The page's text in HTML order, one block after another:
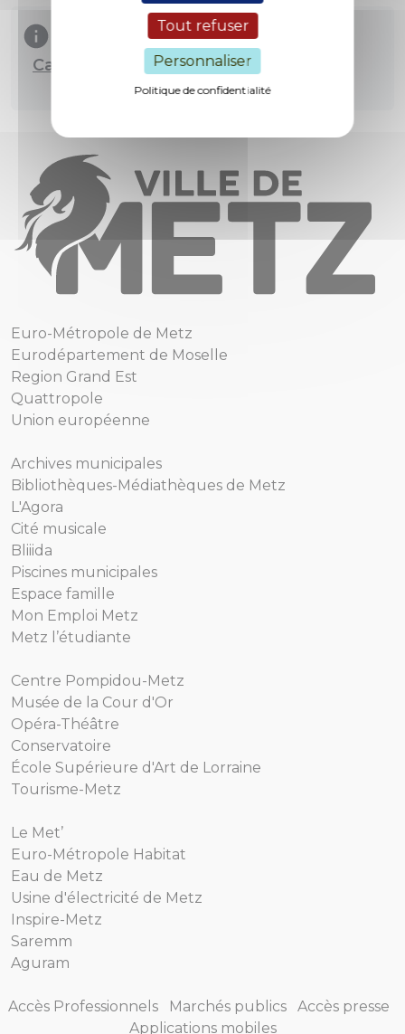
Tout refuser
Personnaliser
Politique de confidentialité
Carte des travaux sur la voie publique
Euro-Métropole de Metz
Eurodépartement de Moselle
Region Grand Est
Quattropole
Union européenne
Archives municipales
Bibliothèques-Médiathèques de Metz
L'Agora
Cité musicale
Bliiida
Piscines municipales
Espace famille
Mon Emploi Metz
Metz l’étudiante
Centre Pompidou-Metz
Musée de la Cour d'Or
Opéra-Théâtre
Conservatoire
École Supérieure d'Art de Lorraine
Tourisme-Metz
Le Met’
Euro-Métropole Habitat
Eau de Metz
Usine d'électricité de Metz
Inspire-Metz
Saremm
Aguram
Accès Professionnels Marchés publics
Accès presse
Applications mobiles